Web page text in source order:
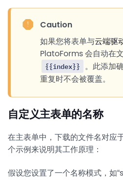
Caution
如果您将表单与云端驱
PlatoForms 会自动在
{{index}}
。此添加
重复时不会被覆盖。
自定义主表单的名称
在主表单中，下载的文件名对应
个示例来说明其工作原理：
假设您设置了一个名称模式，如